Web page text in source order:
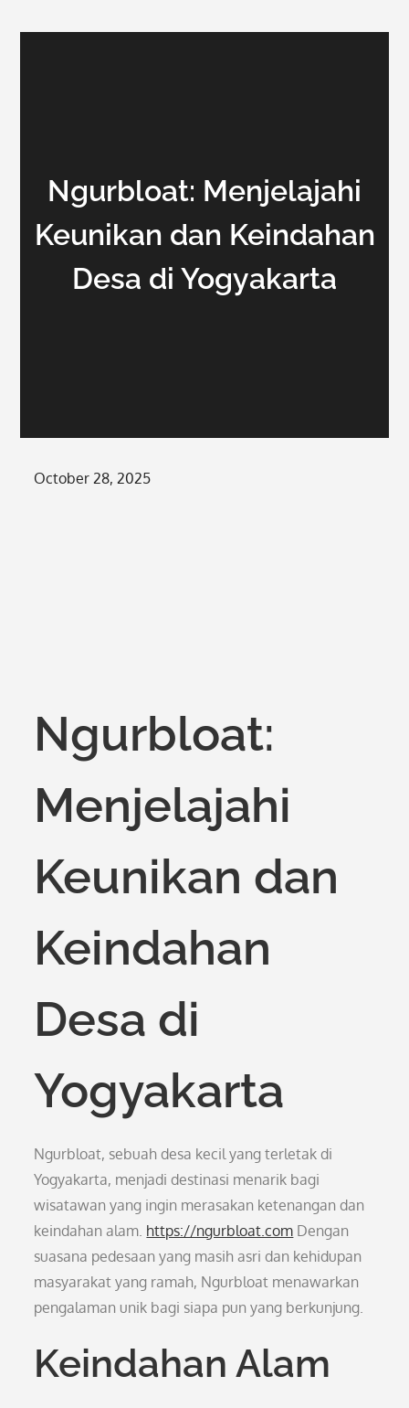
Ngurbloat: Menjelajahi
Keunikan dan Keindahan
Desa di Yogyakarta
Posted
October 28, 2025
Ngurbloat:
Menjelajahi
Keunikan dan
Keindahan
Desa di
Yogyakarta
Ngurbloat, sebuah desa kecil yang terletak di
Yogyakarta, menjadi destinasi menarik bagi
wisatawan yang ingin merasakan ketenangan dan
keindahan alam. https://ngurbloat.com Dengan
suasana pedesaan yang masih asri dan kehidupan
masyarakat yang ramah, Ngurbloat menawarkan
pengalaman unik bagi siapa pun yang berkunjung.
Keindahan Alam